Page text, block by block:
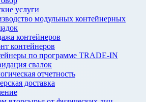
услуги
модульных контейнерных
контейнеров
контейнеров
по программе TRADE-IN
свалок
отчетность
доставка